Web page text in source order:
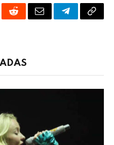
RedditCorreoTelegrama